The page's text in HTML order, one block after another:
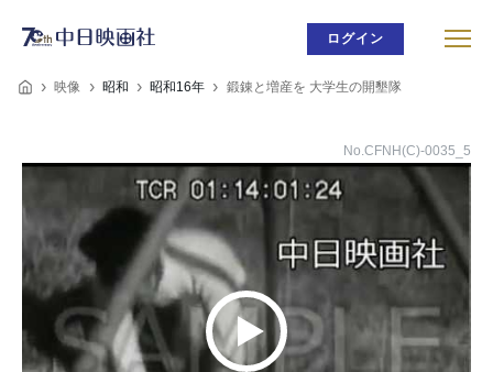
ログイン
映像 昭和 昭和16年 鍛錬と増産を 大学生の開墾隊
No.CFNH(C)-0035_5